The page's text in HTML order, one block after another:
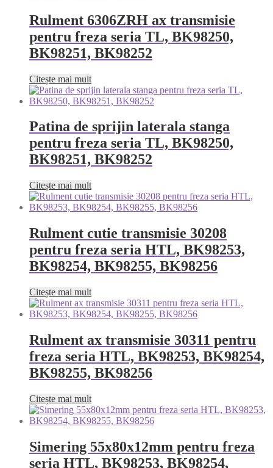
Rulment 6306ZRH ax transmisie
pentru freza seria TL, BK98250,
BK98251, BK98252
Citește mai mult
Patina de sprijin laterala stanga
pentru freza seria TL, BK98250,
BK98251, BK98252
Citește mai mult
Rulment cutie transmisie 30208
pentru freza seria HTL, BK98253,
BK98254, BK98255, BK98256
Citește mai mult
Rulment ax transmisie 30311 pentru
freza seria HTL, BK98253, BK98254,
BK98255, BK98256
Citește mai mult
Simering 55x80x12mm pentru freza
seria HTL, BK98253, BK98254,